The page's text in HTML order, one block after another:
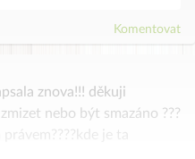
pleť( užívám cca jeden rok).
Komentovat
znova!!! děkuji
nebo být smazáno ???